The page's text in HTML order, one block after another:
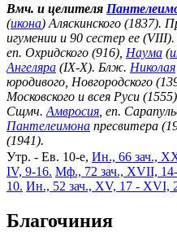
Вмч. и целителя
(икона) Аляскинского (1837).
игумении и 90 сестер ее
еп. Охридского (916), Наума (
Ангеляра (IX-X). Блж. Николая
юродивого, Новгородского
Московского и всея Руси
Сщмч. Амвросия , еп.
Пантелеимона пресвитера
(1941).
Утр. - Ев. 10-е, Ин., 66 зач.,
IV, 9-16. Мф., 72 зач., XVII,
10. Ин., 52 зач., XV, 17 - XVI,
Благочиния